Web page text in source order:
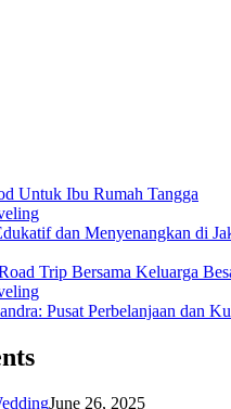
Untuk Ibu Rumah Tangga
dan Menyenangkan di
Trip Bersama Keluarga
Pusat Perbelanjaan dan
June 26, 2025